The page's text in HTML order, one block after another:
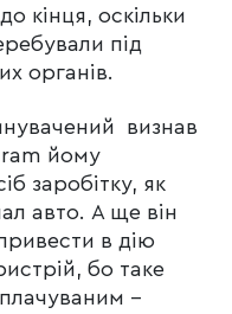
кінця, оскільки
під
органів.
визнав
йому
заробітку, як
авто. А ще він
в дію
бо таке
–